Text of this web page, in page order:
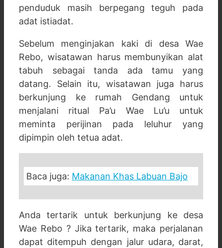
penduduk masih berpegang teguh pada
adat istiadat.
Sebelum menginjakan kaki di desa Wae
Rebo, wisatawan harus membunyikan alat
tabuh sebagai tanda ada tamu yang
datang. Selain itu, wisatawan juga harus
berkunjung ke rumah Gendang untuk
menjalani ritual Pa’u Wae Lu’u untuk
meminta perijinan pada leluhur yang
dipimpin oleh tetua adat.
Baca juga: Makanan Khas Labuan Bajo
Anda tertarik untuk berkunjung ke desa
Wae Rebo ? Jika tertarik, maka perjalanan
dapat ditempuh dengan jalur udara, darat,